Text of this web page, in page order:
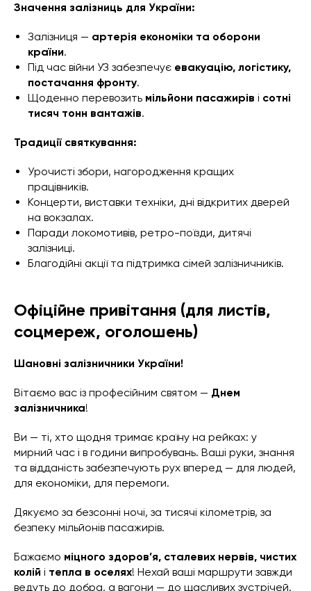
Значення залізниць для України:
Залізниця — артерія економіки та оборони
країни.
Під час війни УЗ забезпечує евакуацію, логістику,
постачання фронту.
Щоденно перевозить мільйони пасажирів і сотні
тисяч тонн вантажів.
Традиції святкування:
Урочисті збори, нагородження кращих
працівників.
Концерти, виставки техніки, дні відкритих дверей
на вокзалах.
Паради локомотивів, ретро-поїзди, дитячі
залізниці.
Благодійні акції та підтримка сімей залізничників.
Офіційне привітання (для листів,
соцмереж, оголошень)
Шановні залізничники України!
Вітаємо вас із професійним святом — Днем
залізничника!
Ви — ті, хто щодня тримає країну на рейках: у
мирний час і в години випробувань. Ваші руки, знання
та відданість забезпечують рух вперед — для людей,
для економіки, для перемоги.
Дякуємо за безсонні ночі, за тисячі кілометрів, за
безпеку мільйонів пасажирів.
Бажаємо міцного здоров’я, сталевих нервів, чистих
колій і тепла в оселях! Нехай ваші маршрути завжди
ведуть до добра, а вагони — до щасливих зустрічей.